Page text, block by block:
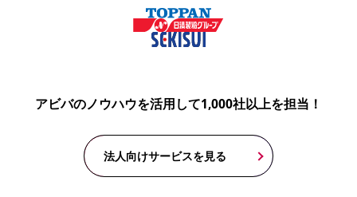
アビバのノウハウを活用して1,000社以上を担当！
法人向けサービスを見る